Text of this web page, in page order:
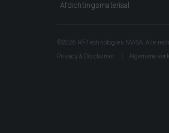
Afdichtingsmateriaal
©2026 Rf-Technologies NV/SA. Alle
Privacy & Disclaimer Algemene